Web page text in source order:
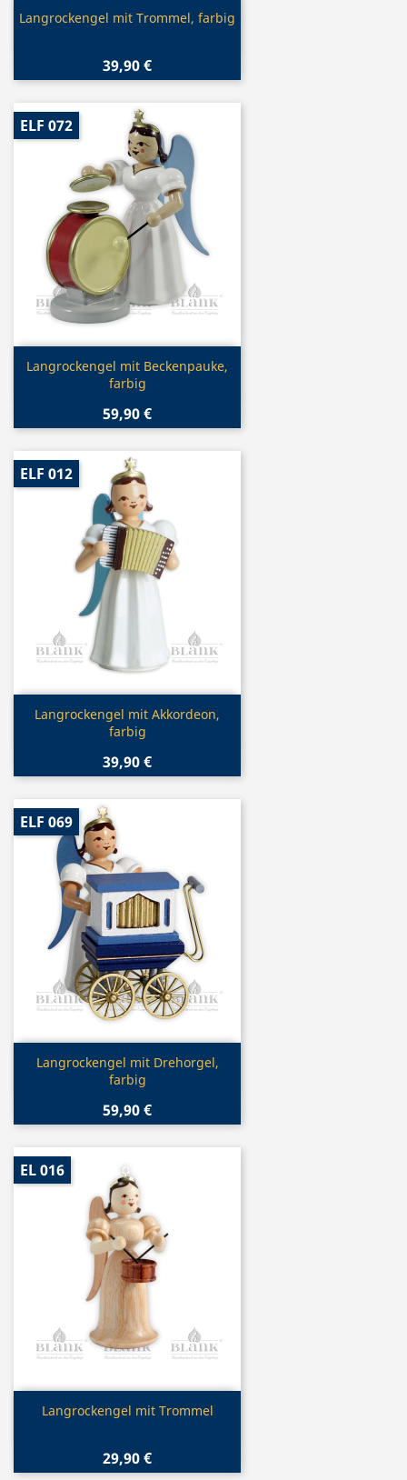
Vorschau
Langrockengel mit Trommel, farbig
39,90 €
Vorschau
Langrockengel mit Beckenpauke,
farbig
59,90 €
ELF 072
Vorschau
Langrockengel mit Akkordeon,
farbig
39,90 €
ELF 012
Vorschau
Langrockengel mit Drehorgel,
farbig
59,90 €
ELF 069
Vorschau
Langrockengel mit Trommel
29,90 €
EL 016